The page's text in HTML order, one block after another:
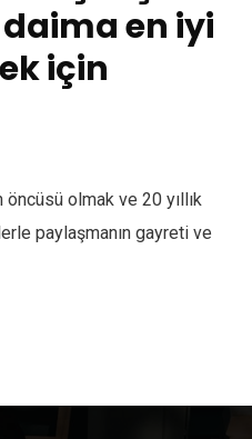
en iyi
için
olmak ve 20 yıllık
paylaşmanın gayreti ve